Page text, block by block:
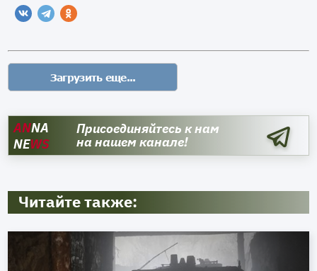
ANNA
NEWS
Присоединяйтесь к нам
на нашем канале!
Читайте также: